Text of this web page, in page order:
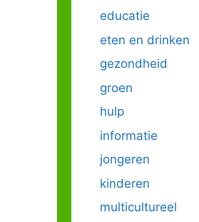
educatie
eten en drinken
gezondheid
groen
hulp
informatie
jongeren
kinderen
multicultureel